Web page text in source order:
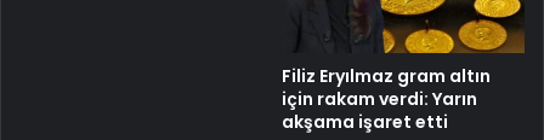
Filiz Eryılmaz gram altın
için rakam verdi: Yarın
akşama işaret etti